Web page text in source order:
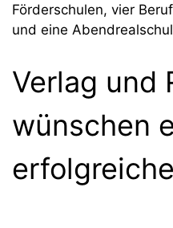
Förderschulen, vier
und eine
Verlag und
wünschen